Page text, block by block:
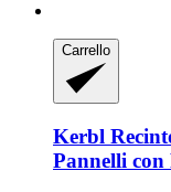
Carrello
Kerbl
Pannelli con